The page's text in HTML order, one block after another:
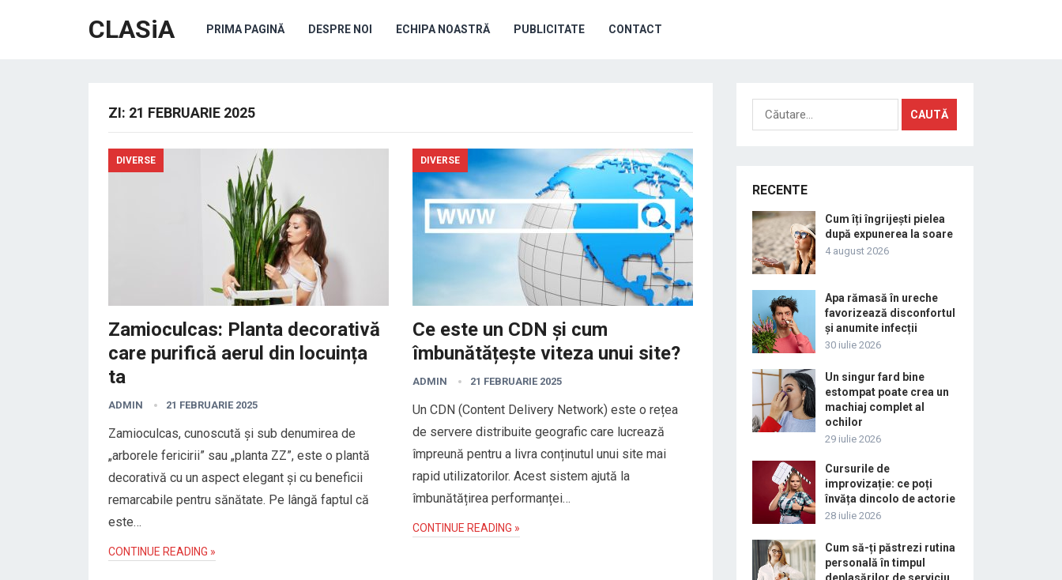
CLASiA PRIMA PAGINĂ DESPRE NOI ECHIPA NOASTRĂ PUBLICITATE CONTACT
ZI: 21 FEBRUARIE 2025
DIVERSE
Zamioculcas: Planta decorativă
care purifică aerul din locuința
ta
ADMIN 21 FEBRUARIE 2025
Zamioculcas, cunoscută și sub denumirea de
„arborele fericirii” sau „planta ZZ”, este o plantă
decorativă cu un aspect elegant și cu beneficii
remarcabile pentru sănătate. Pe lângă faptul că
este…
CONTINUE READING »
DIVERSE
Ce este un CDN și cum
îmbunătățește viteza unui site?
ADMIN 21 FEBRUARIE 2025
Un CDN (Content Delivery Network) este o rețea
de servere distribuite geografic care lucrează
împreună pentru a livra conținutul unui site mai
rapid utilizatorilor. Acest sistem ajută la
îmbunătățirea performanței…
CONTINUE READING »
Caută
după:
RECENTE
Cum îți îngrijești pielea
după expunerea la soare
4 august 2026
Apa rămasă în ureche
favorizează disconfortul
și anumite infecții
30 iulie 2026
Un singur fard bine
estompat poate crea un
machiaj complet al
ochilor
29 iulie 2026
Cursurile de
improvizație: ce poți
învăța dincolo de actorie
28 iulie 2026
Cum să-ți păstrezi rutina
personală în timpul